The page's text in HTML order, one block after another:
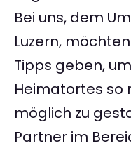
Bei uns, dem
Luzern,
Tipps geben,
Heimatortes so
möglich zu
Partner im